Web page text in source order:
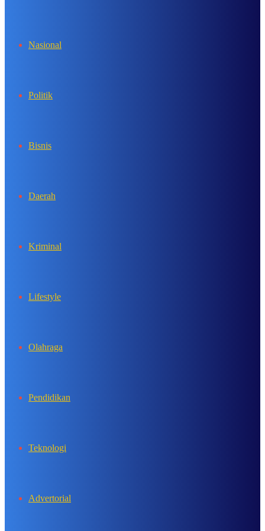
Nasional
Politik
Bisnis
Daerah
Kriminal
Lifestyle
Olahraga
Pendidikan
Teknologi
Advertorial